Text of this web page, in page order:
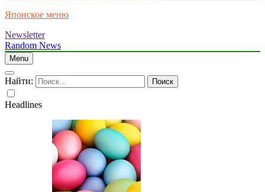
Японское меню
Newsletter
Random News
Menu
Найти:
Headlines